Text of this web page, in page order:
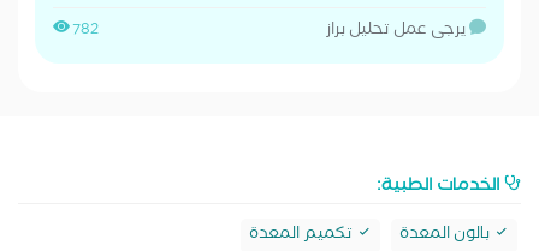
782 يرجى عمل تحليل براز
الخدمات الطبية:
بالون المعدة
تكميم المعدة